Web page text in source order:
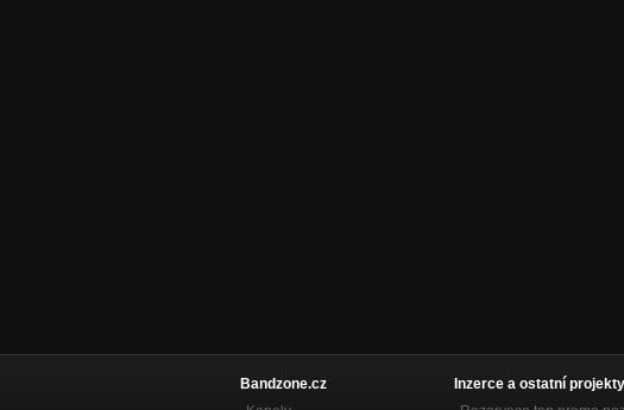
Bandzone.cz
Inzerce a ostatní projekty